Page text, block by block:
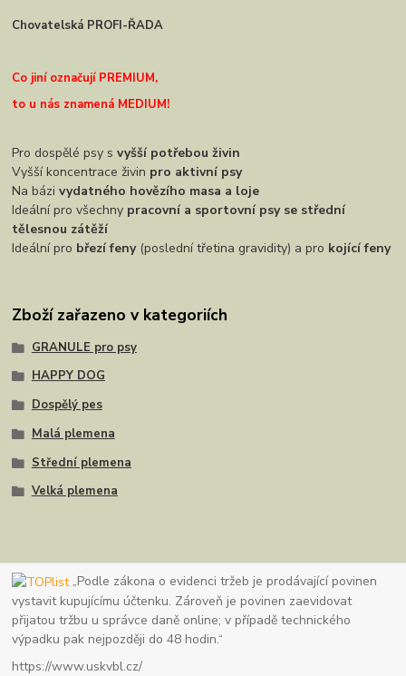
Chovatelská PROFI-ŘADA
Co jiní označují PREMIUM,
to u nás znamená MEDIUM!
Pro dospělé psy svyšší potřebou živin
Vyšší koncentrace živin pro aktivní psy
Na bázivydatného hovězího masa a loje
Ideální pro všechny pracovní a sportovní psy se střední
tělesnou zátěží
Ideální pro březí feny(poslední třetina gravidity) a pro kojící feny
Zboží zařazeno v kategoriích
GRANULE pro psy
HAPPY DOG
Dospělý pes
Malá plemena
Střední plemena
Velká plemena
„Podle zákona o evidenci tržeb je prodávající povinen
vystavit kupujícímu účtenku. Zároveň je povinen zaevidovat
přijatou tržbu u správce daně online; v případě technického
výpadku pak nejpozději do 48 hodin.“
https://www.uskvbl.cz/